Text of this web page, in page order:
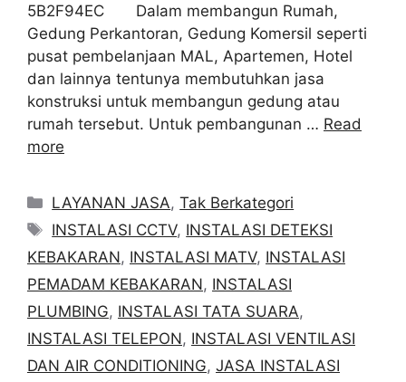
5B2F94EC Dalam membangun Rumah,
Gedung Perkantoran, Gedung Komersil seperti
pusat pembelanjaan MAL, Apartemen, Hotel
dan lainnya tentunya membutuhkan jasa
konstruksi untuk membangun gedung atau
rumah tersebut. Untuk pembangunan … Read
more
Categories
LAYANAN JASA,Tak Berkategori
Tags
INSTALASI CCTV, INSTALASI DETEKSI
KEBAKARAN, INSTALASI MATV, INSTALASI
PEMADAM KEBAKARAN, INSTALASI
PLUMBING, INSTALASI TATA SUARA,
INSTALASI TELEPON, INSTALASI VENTILASI
DAN AIR CONDITIONING, JASA INSTALASI